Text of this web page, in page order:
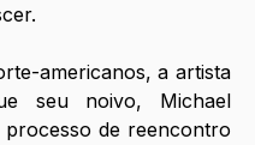
americanos, a artista
seu noivo, Michael
de reencontro